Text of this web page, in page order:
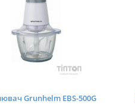
Grunhelm EBS-500G